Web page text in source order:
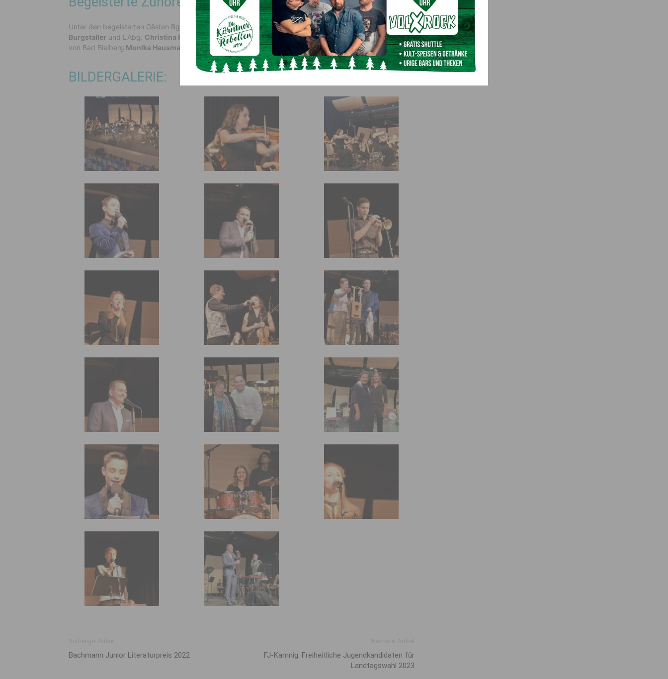
Unter den begeisterten Gästen Bgm. Josef Zoppoth, VizeBgm.Georg Zanklsowie LAbg.Luca
Burgstaller und LAbg. Christina Patterer,die Hermagorer STR. Martina Wiedenig,
die Tourismusobfrau
von Bad Bleiberg Monika Hausmann, uvm.
BILDERGALERIE:
Bachmann Junior Literaturpreis 2022
FJ-Kamnig: Freiheitliche Jugendkandidaten für
Landtagswahl 2023